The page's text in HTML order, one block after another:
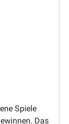
Spiele
Das